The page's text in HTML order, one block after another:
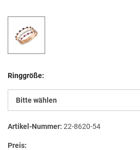
Ringgröße:
Bitte wählen
Artikel-Nummer: 22-8620-54
Preis: